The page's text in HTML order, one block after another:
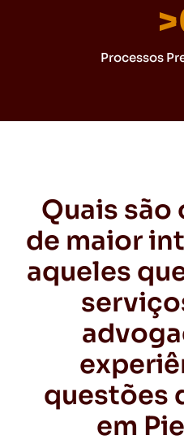
Processos
>
Quais são
de maior
aqueles
questões
em